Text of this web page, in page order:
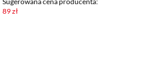
89 zł